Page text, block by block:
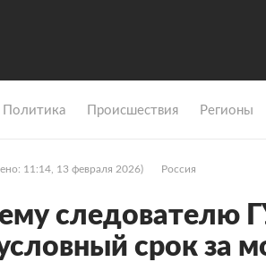
Политика Происшествия Регионы
11:14, 13 февраля 2026) Россия
следователю
срок за